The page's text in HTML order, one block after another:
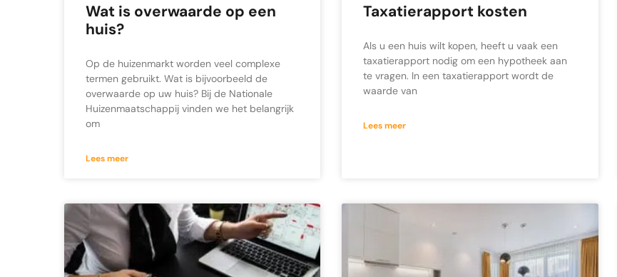
Wat is overwaarde op een
huis?
Op de huizenmarkt worden veel complexe
termen gebruikt. Wat is bijvoorbeeld de
overwaarde op uw huis? Bij de Nationale
Huizenmaatschappij vinden we het belangrijk
om
Lees meer
Taxatierapport kosten
Als u een huis wilt kopen, heeft u vaak een
taxatierapport nodig om een hypotheek aan
te vragen. In een taxatierapport wordt de
waarde van
Lees meer